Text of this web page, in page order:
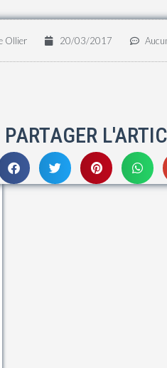
Ollier 20/03/2017
PARTAGER